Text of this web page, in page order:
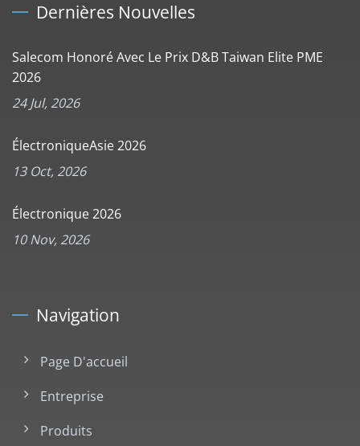
Dernières Nouvelles
Salecom Honoré Avec Le Prix D&B Taiwan Elite PME
2026
24 Jul, 2026
ÉlectroniqueAsie 2026
13 Oct, 2026
Électronique 2026
10 Nov, 2026
Navigation
Page D'accueil
Entreprise
Produits